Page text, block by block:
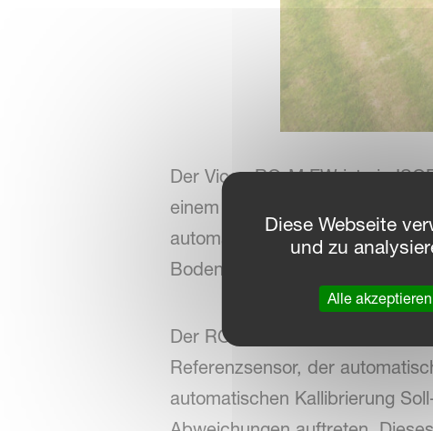
Der Vicon RO-M EW ist ein
einem Behältervolumen von
automatische Kalibrierung
Boden oder hügeligem
Der RO-M EW ist mit einer 10-
Referenzsensor, der
automatischen Kallibrierung
Diese Webseite
und zu
Alle akzeptieren